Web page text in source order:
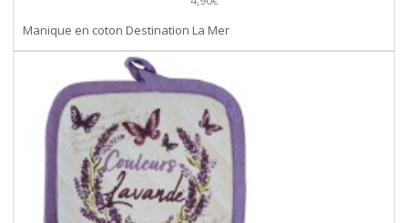
Manique en coton Destination La Mer